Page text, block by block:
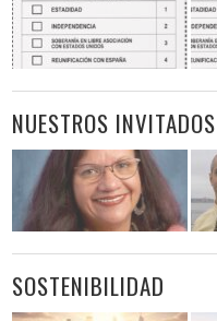
NUESTROS INVITADOS
SOSTENIBILIDAD